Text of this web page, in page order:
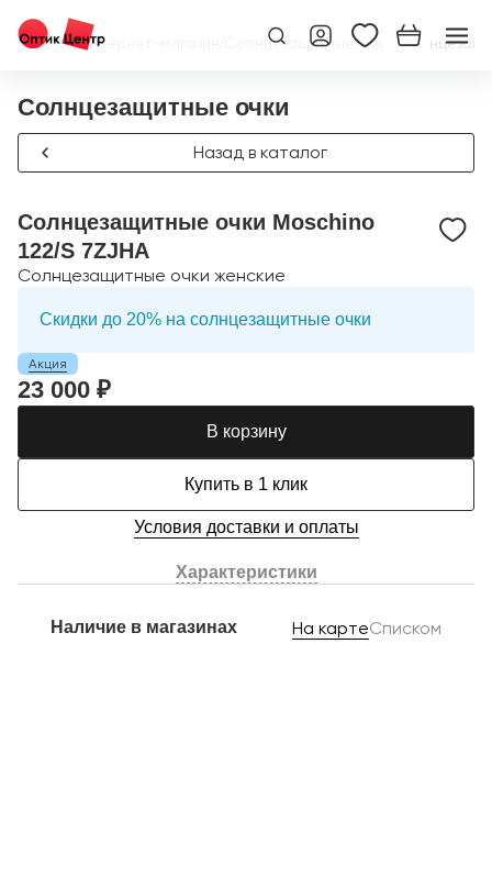
Главная/Интернет-магазин Солнцезащитные очки /
Солнцезащитные очки
Назад в каталог
Солнцезащитные очки Moschino
122/S 7ZJHA
Солнцезащитные очки женские
Скидки до 20% на солнцезащитные очки
Акция
23 000 ₽
В корзину
Купить в 1 клик
Условия доставки и оплаты
Характеристики
Наличие в магазинах На картеСписком